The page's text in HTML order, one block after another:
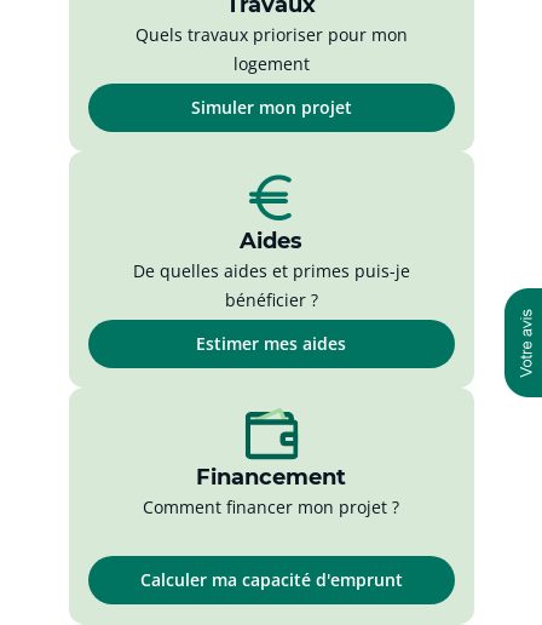
Quels travaux prioriser pour mon
logement
Simuler mon projet
Aides
De quelles aides et primes puis-je
bénéficier ?
Estimer mes aides
Financement
Comment financer mon projet ?
Calculer ma capacité d'emprunt